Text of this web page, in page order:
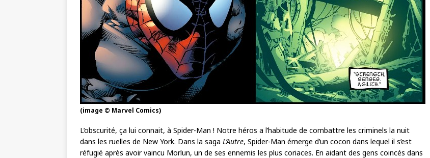
(image © Marvel Comics)
L’obscurité, ça lui connait, à Spider-Man ! Notre héros a l’habitude de combattre les criminels la nuit
dans les ruelles de New York. Dans la saga L’Autre, Spider-Man émerge d’un cocon dans lequel il s’est
réfugié après avoir vaincu Morlun, un de ses ennemis les plus coriaces. En aidant des gens coincés dans